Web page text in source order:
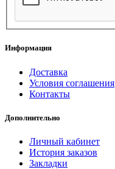
Информация
Доставка
Условия соглашения
Контакты
Дополнительно
Личный кабинет
История заказов
Закладки